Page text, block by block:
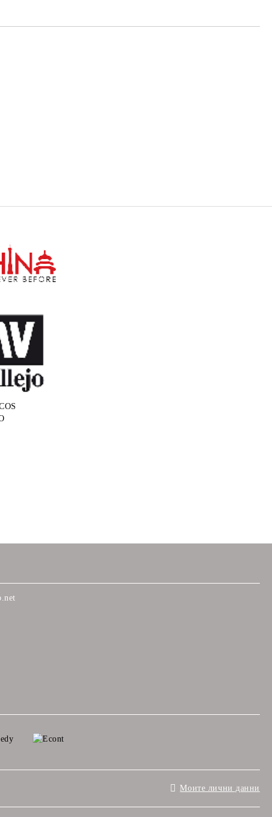
Моите лични данни